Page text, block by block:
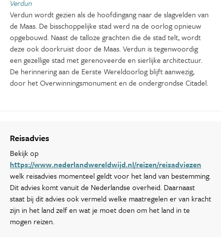
Verdun
Verdun wordt gezien als de hoofdingang naar de slagvelden van
de Maas. De bisschoppelijke stad werd na de oorlog opnieuw
opgebouwd. Naast de talloze grachten die de stad telt, wordt
deze ook doorkruist door de Maas. Verdun is tegenwoordig
een gezellige stad met gerenoveerde en sierlijke architectuur.
De herinnering aan de Eerste Wereldoorlog blijft aanwezig,
door het Overwinningsmonument en de ondergrondse Citadel.
Reisadvies
Bekijk op
https://www.nederlandwereldwijd.nl/reizen/reisadviezen
welk reisadvies momenteel geldt voor het land van bestemming.
Dit advies komt vanuit de Nederlandse overheid. Daarnaast
staat bij dit advies ook vermeld welke maatregelen er van kracht
zijn in het land zelf en wat je moet doen om het land in te
mogen reizen.